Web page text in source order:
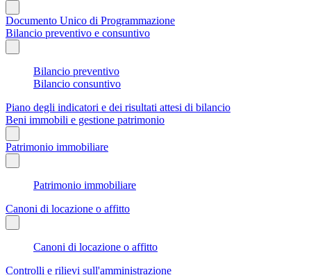
Documento Unico di Programmazione
Bilancio preventivo e consuntivo
Bilancio preventivo
Bilancio consuntivo
Piano degli indicatori e dei risultati attesi di bilancio
Beni immobili e gestione patrimonio
Patrimonio immobiliare
Patrimonio immobiliare
Canoni di locazione o affitto
Canoni di locazione o affitto
Controlli e rilievi sull'amministrazione